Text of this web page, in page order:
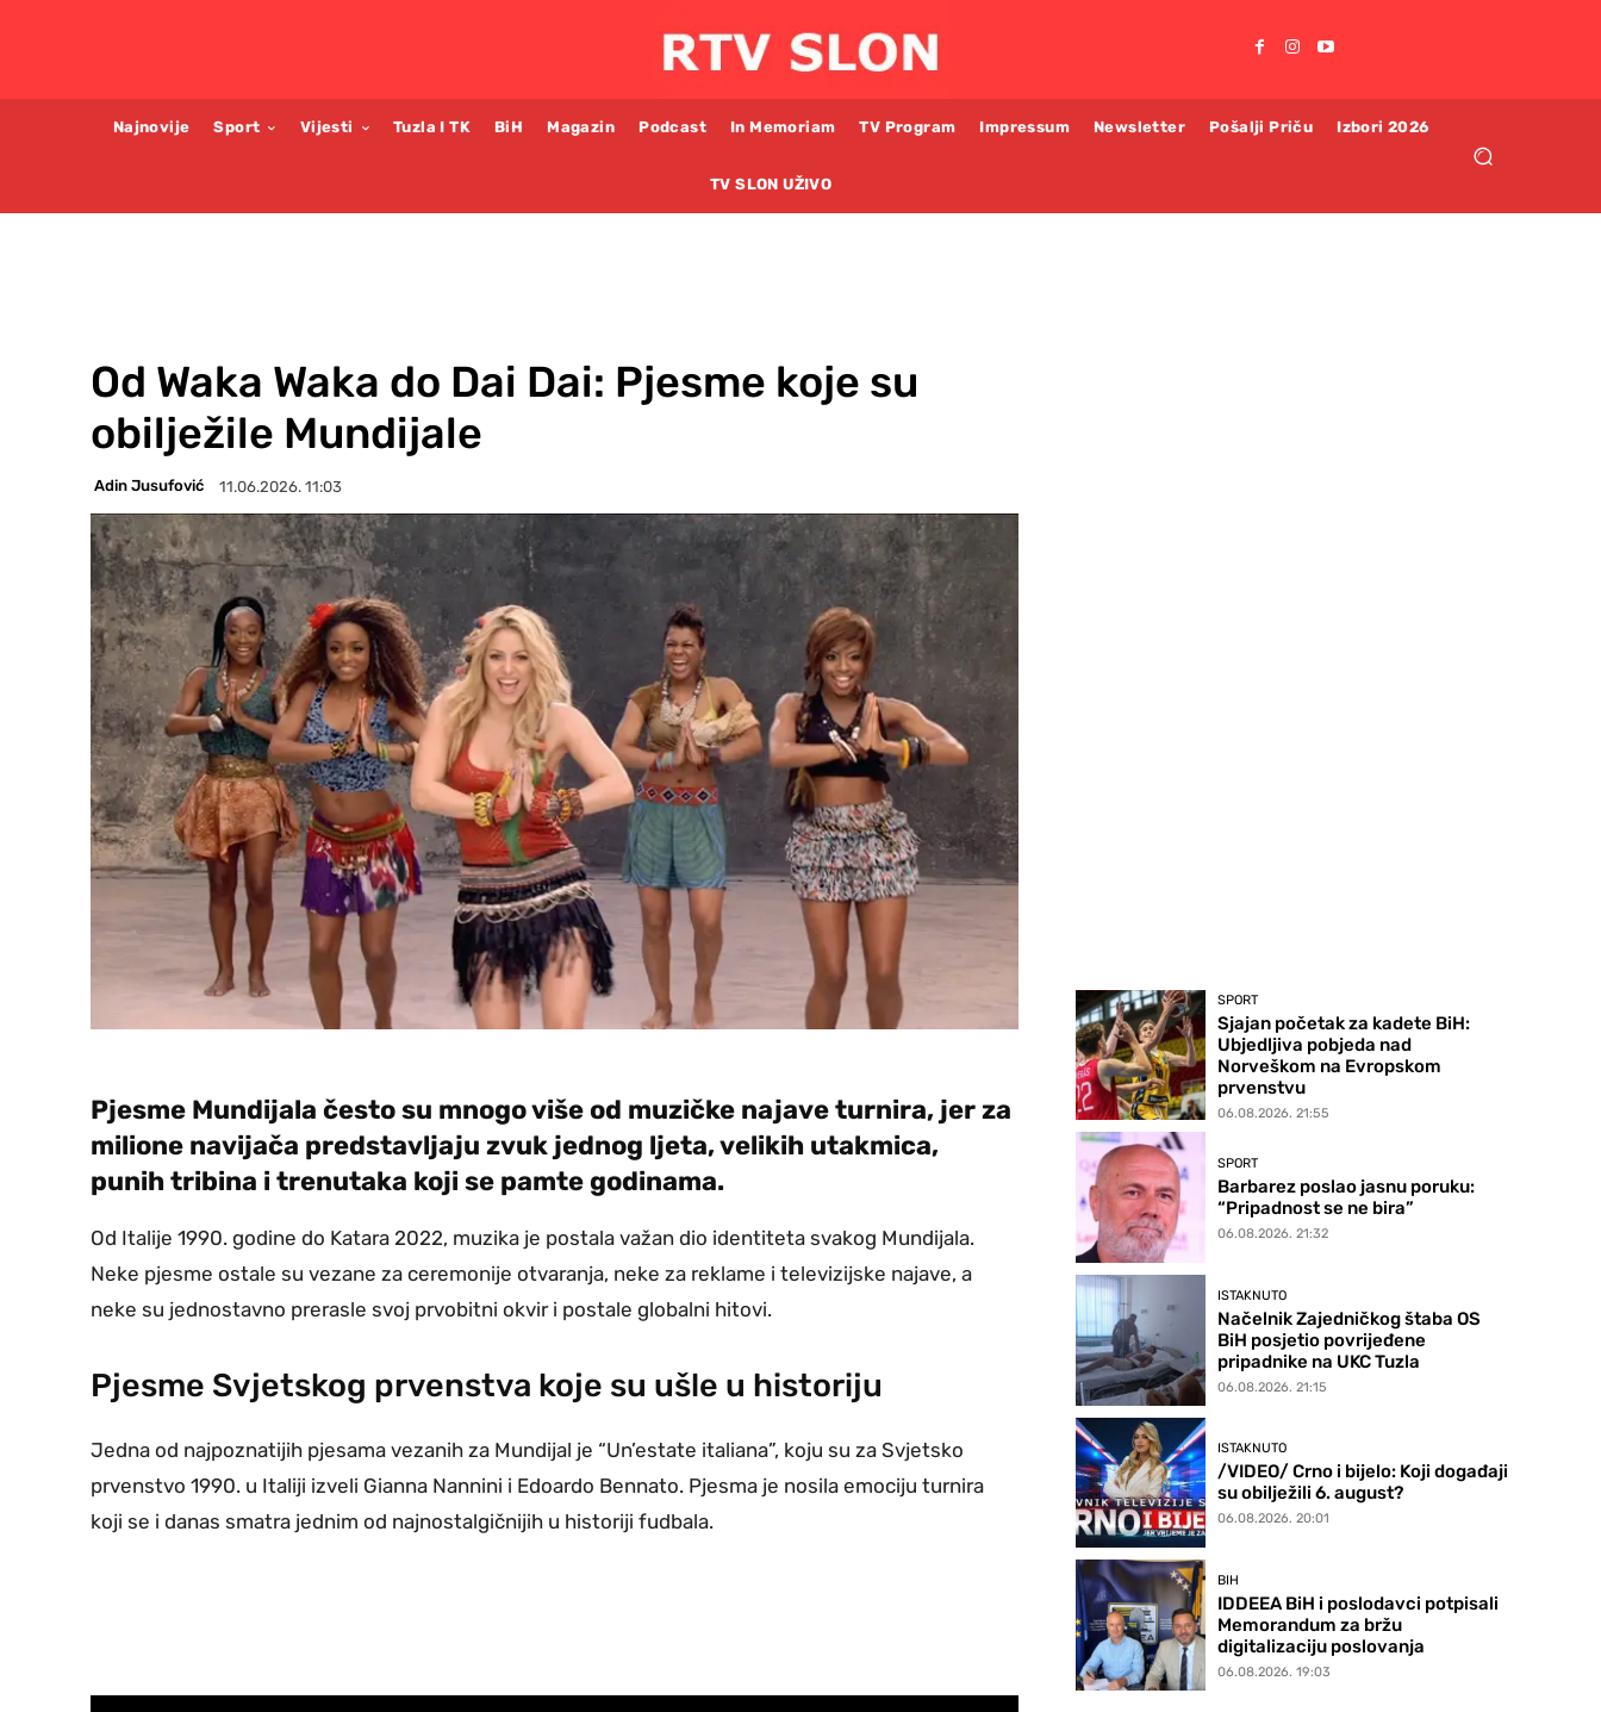
Najnovije Sport Vijesti Tuzla I TK BiH Magazin Podcast In Memoriam TV Program Impressum Newsletter Pošalji Priču Izbori 2026
TV SLON UŽIVO
Od Waka Waka do Dai Dai: Pjesme koje su
obilježile Mundijale
Adin Jusufović 11.06.2026. 11:03
Pjesme Mundijala često su mnogo više od muzičke najave turnira, jer za
milione navijača predstavljaju zvuk jednog ljeta, velikih utakmica,
punih tribina i trenutaka koji se pamte godinama.
Od Italije 1990. godine do Katara 2022, muzika je postala važan dio identiteta svakog Mundijala.
Neke pjesme ostale su vezane za ceremonije otvaranja, neke za reklame i televizijske najave, a
neke su jednostavno prerasle svoj prvobitni okvir i postale globalni hitovi.
Pjesme Svjetskog prvenstva koje su ušle u historiju
Jedna od najpoznatijih pjesama vezanih za Mundijal je “Un’estate italiana”, koju su za Svjetsko
prvenstvo 1990. u Italiji izveli Gianna Nannini i Edoardo Bennato. Pjesma je nosila emociju turnira
koji se i danas smatra jednim od najnostalgičnijih u historiji fudbala.
SPORT
Sjajan početak za kadete BiH:
Ubjedljiva pobjeda nad
Norveškom na Evropskom
prvenstvu
06.08.2026. 21:55
SPORT
Barbarez poslao jasnu poruku:
“Pripadnost se ne bira”
06.08.2026. 21:32
ISTAKNUTO
Načelnik Zajedničkog štaba OS
BiH posjetio povrijeđene
pripadnike na UKC Tuzla
06.08.2026. 21:15
ISTAKNUTO
/VIDEO/ Crno i bijelo: Koji događaji
su obilježili 6. august?
06.08.2026. 20:01
BIH
IDDEEA BiH i poslodavci potpisali
Memorandum za bržu
digitalizaciju poslovanja
06.08.2026. 19:03